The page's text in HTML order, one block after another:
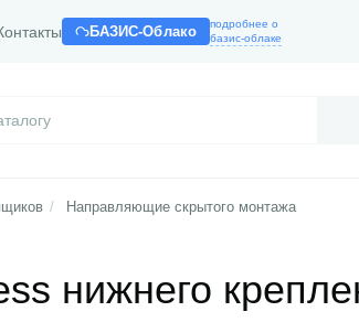
БАЗИС-Облако
подробнее о
базис-облаке
/ Направляющие скрытого монтажа
нижнего